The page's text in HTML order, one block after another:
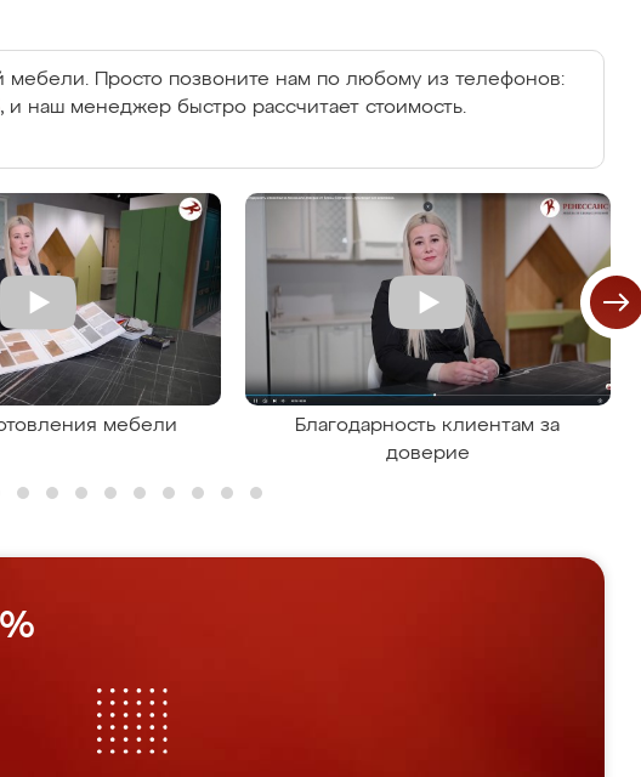
мебели. Просто позвоните нам по любому из телефонов:
, и наш менеджер быстро рассчитает стоимость.
мебели
Благодарность клиентам за
доверие